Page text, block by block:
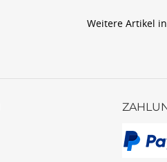
Weitere Artikel